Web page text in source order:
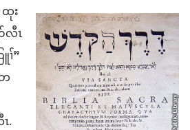
း​
လီၤ​
”
.